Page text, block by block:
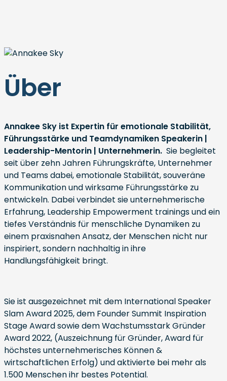
Über
Annakee Sky ist Expertin für emotionale Stabilität,
Führungsstärke und Teamdynamiken Speakerin |
Leadership-Mentorin | Unternehmerin. Sie begleitet
seit über zehn Jahren Führungskräfte, Unternehmer
und Teams dabei, emotionale Stabilität, souveräne
Kommunikation und wirksame Führungsstärke zu
entwickeln. Dabei verbindet sie unternehmerische
Erfahrung, Leadership Empowerment trainings und ein
tiefes Verständnis für menschliche Dynamiken zu
einem praxisnahen Ansatz, der Menschen nicht nur
inspiriert, sondern nachhaltig in ihre
Handlungsfähigkeit bringt.
Sie ist ausgezeichnet mit dem International Speaker
Slam Award 2025, dem Founder Summit Inspiration
Stage Award sowie dem Wachstumsstark Gründer
Award 2022, (Auszeichnung für Gründer, Award für
höchstes unternehmerisches Können &
wirtschaftlichen Erfolg) und aktivierte bei mehr als
1.500 Menschen ihr bestes Potential.